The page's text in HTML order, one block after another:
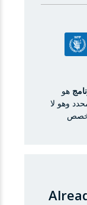
هو
وهو لا